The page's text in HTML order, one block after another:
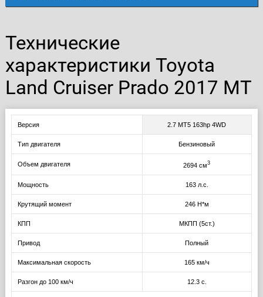
Технические
характеристики Toyota
Land Cruiser Prado 2017 MT
Версия 2.7 MT5 163hp 4WD
Тип двигателя Бензиновый
Объем двигателя 2694 см3
Мощность 163 л.с.
Крутящий момент 246 Н*м
КПП МКПП (5ст.)
Привод Полный
Максимальная скорость 165 км/ч
Разгон до 100 км/ч 12.3 с.